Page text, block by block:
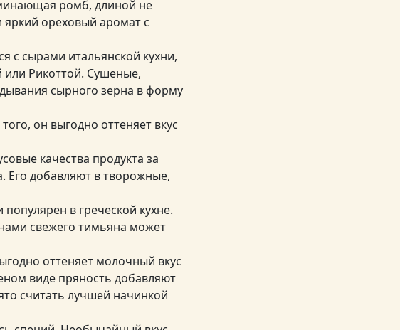
ромб, длиной не
яркий ореховый аромат с
с сырами итальянской кухни,
Рикоттой. Сушеные,
сырного зерна в форму
он выгодно оттеняет вкус
качества продукта за
Его добавляют в творожные,
в греческой кухне.
свежего тимьяна может
оттеняет молочный вкус
виде пряность добавляют
считать лучшей начинкой